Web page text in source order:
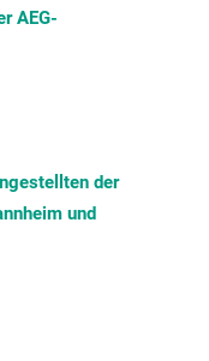
AEG-
der
und